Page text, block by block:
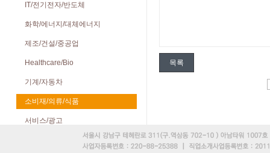
IT/전기전자/반도체
화학/에너지/대체에너지
제조/건설/중공업
Healthcare/Bio
기계/자동차
소비재/의류/식품
서비스/광고
목록